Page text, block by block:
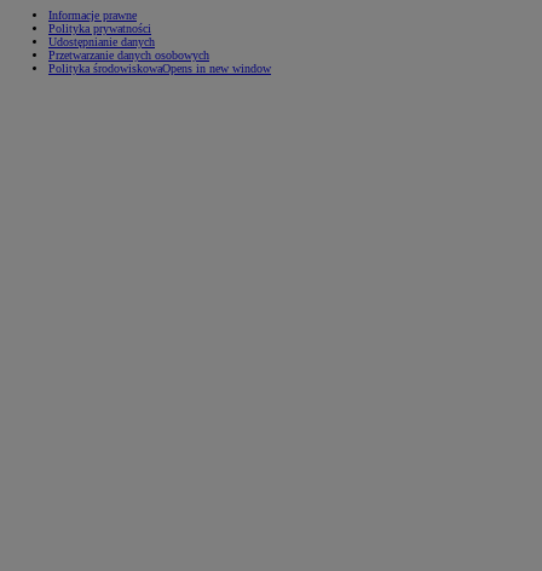
Informacje prawne
Polityka prywatności
Udostępnianie danych
Przetwarzanie danych osobowych
Polityka środowiskowaOpens in new window